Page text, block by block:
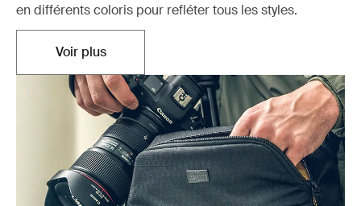
en différents coloris pour refléter tous les styles.
Voir plusS'ouvre dans un nouvel onglet